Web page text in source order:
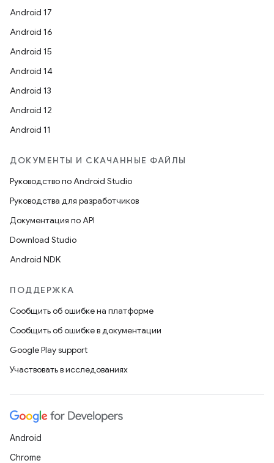
Android 17
Android 16
Android 15
Android 14
Android 13
Android 12
Android 11
ДОКУМЕНТЫ И СКАЧАННЫЕ ФАЙЛЫ
Руководство по Android Studio
Руководства для разработчиков
Документация по API
Download Studio
Android NDK
ПОДДЕРЖКА
Сообщить об ошибке на платформе
Сообщить об ошибке в документации
Google Play support
Участвовать в исследованиях
Android
Chrome